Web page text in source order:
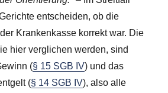
entscheiden, ob die
Krankenkasse korrekt war. Die
hier verglichen werden, sind
(§ 15 SGB IV) und das
(§ 14 SGB IV), also alle